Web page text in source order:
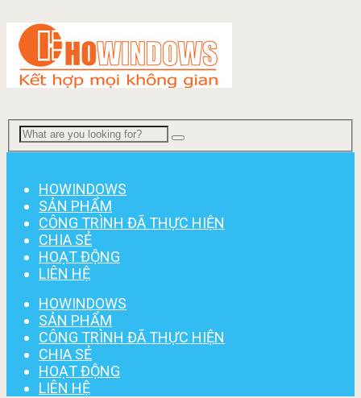
HOWINDOWS
SẢN PHẨM
CÔNG TRÌNH ĐÃ THỰC HIỆN
CHIA SẺ
HOẠT ĐỘNG
LIÊN HỆ
HOWINDOWS
SẢN PHẨM
CÔNG TRÌNH ĐÃ THỰC HIỆN
CHIA SẺ
HOẠT ĐỘNG
LIÊN HỆ